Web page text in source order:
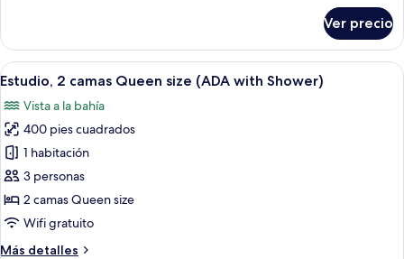
Garden)
2
camas
Queen
tina
(ADA
Garden)
Ver precio
Abrir
todas
las
fotos
de
Estudio,
2
camas
Queen
Ropa de cama de alta calidad y caja
4
Estudio, 2 camas Queen size (ADA with Shower)
Vista a la bahía
400 pies cuadrados
1 habitación
3 personas
2 camas Queen size
Wifi gratuito
Más detalles
Más